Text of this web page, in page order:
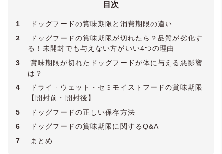
いぬのじかん」を運営。ペットとの暮ら
た正しい情報、一歩踏み込んだ内容の記事
をお届けします。保有資格： ペットフード
安全管理者・犬の管理栄養士・ペット災害
危機管理士3級
目次
1
ドッグフードの賞味期限と消費期限の違い
2
ドッグフードの賞味期限が切れたら？品質が劣化す
る！未開封でも与えない方がいい4つの理由
3
賞味期限が切れたドッグフードが体に与える悪影響
は？
4
ドライ・ウェット・セミモイストフードの賞味期限
【開封前・開封後】
5
ドッグフードの正しい保存方法
6
ドッグフードの賞味期限に関するQ&A
7
まとめ